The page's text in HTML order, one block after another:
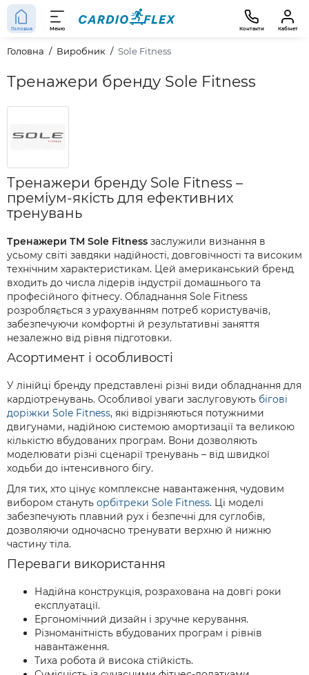
Головна Меню Контакти Кабінет
Головна Виробник Sole Fitness
Тренажери бренду Sole Fitness
Тренажери бренду Sole Fitness –
преміум-якість для ефективних
тренувань
Тренажери ТМ Sole Fitness заслужили визнання в
усьому світі завдяки надійності, довговічності та високим
технічним характеристикам. Цей американський бренд
входить до числа лідерів індустрії домашнього та
професійного фітнесу. Обладнання Sole Fitness
розробляється з урахуванням потреб користувачів,
забезпечуючи комфортні й результативні заняття
незалежно від рівня підготовки.
Асортимент і особливості
У лінійці бренду представлені різні види обладнання для
кардіотренувань. Особливої уваги заслуговують бігові
доріжки Sole Fitness, які відрізняються потужними
двигунами, надійною системою амортизації та великою
кількістю вбудованих програм. Вони дозволяють
моделювати різні сценарії тренувань – від швидкої
ходьби до інтенсивного бігу.
Для тих, хто цінує комплексне навантаження, чудовим
вибором стануть орбітреки Sole Fitness. Ці моделі
забезпечують плавний рух і безпечні для суглобів,
дозволяючи одночасно тренувати верхню й нижню
частину тіла.
Переваги використання
Надійна конструкція, розрахована на довгі роки
експлуатації.
Ергономічний дизайн і зручне керування.
Різноманітність вбудованих програм і рівнів
навантаження.
Тиха робота й висока стійкість.